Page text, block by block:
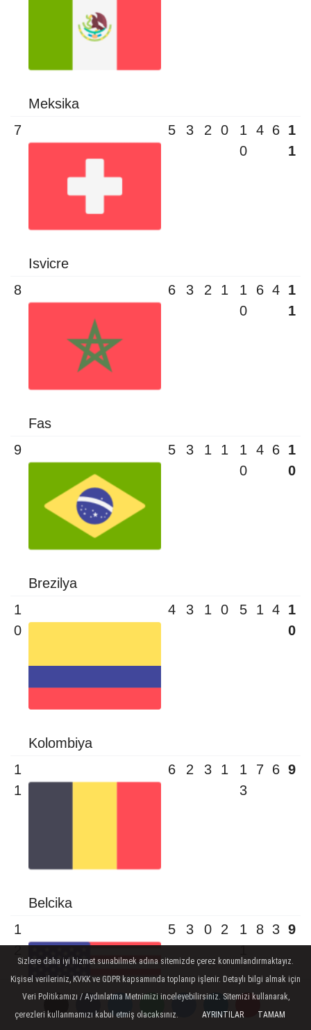
Meksika
7
Isvicre
5 3 2 0
1
0
4 6
1
1
8
Fas
6 3 2 1
1
0
6 4
1
1
9
Brezilya
5 3 1 1
1
0
4 6
1
0
1
0
Kolombiya
4 3 1 0 5 1 4
1
0
1
1
Belcika
6 2 3 1
1
3
7 6 9
1
2
5 3 0 2
1
1
8 3 9
Sizlere daha iyi hizmet sunabilmek adına sitemizde çerez konumlandırmaktayız.
Kişisel verileriniz, KVKK ve GDPR kapsamında toplanıp işlenir. Detaylı bilgi almak için
Veri Politikamızı / Aydınlatma Metnimizi inceleyebilirsiniz. Sitemizi kullanarak,
çerezleri kullanmamızı kabul etmiş olacaksınız.
AYRINTILAR TAMAM